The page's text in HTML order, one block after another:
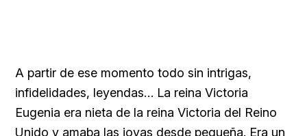
A partir de ese momento todo sin intrigas,
infidelidades, leyendas… La reina Victoria
Eugenia era nieta de la reina Victoria del Reino
Unido y amaba las joyas desde pequeña. Era un